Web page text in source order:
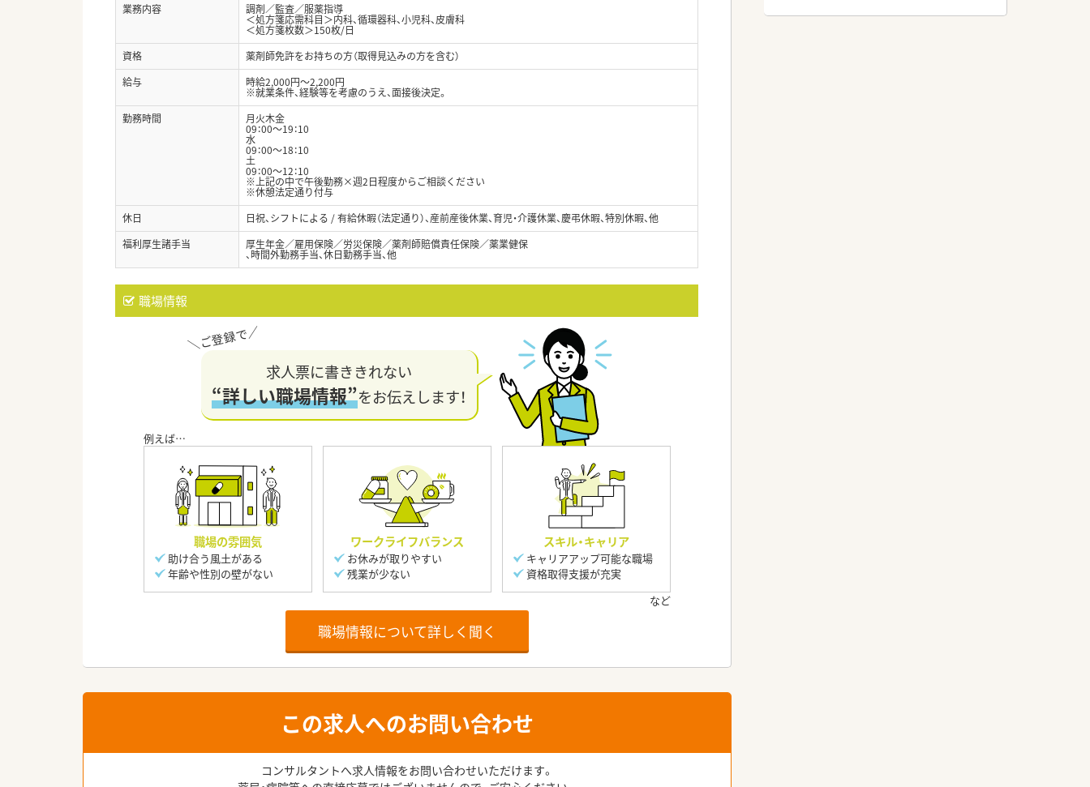
業務内容
調剤／監査／服薬指導
＜処方箋応需科目＞内科、循環器科、小児科、皮膚科
＜処方箋枚数＞150枚/日
資格
薬剤師免許をお持ちの方（取得見込みの方を含む）
給与
時給2,000円～2,200円
※就業条件、経験等を考慮のうえ、面接後決定。
勤務時間
月火木金
09：00～19：10
水
09：00～18：10
土
09：00～12：10
※上記の中で午後勤務×週2日程度からご相談ください
※休憩法定通り付与
休日
日祝、シフトによる / 有給休暇（法定通り）、産前産後休業、育児・介護休業、慶弔休暇、特別休暇、他
福利厚生諸手当
厚生年金／雇用保険／労災保険／薬剤師賠償責任保険／薬業健保
、時間外勤務手当、休日勤務手当、他
職場情報
求人票に書ききれない
“詳しい職場情報”をお伝えします！
職場の雰囲気
助け合う風土がある
年齢や性別の壁がない
ワークライフバランス
お休みが取りやすい
残業が少ない
スキル・キャリア
キャリアアップ可能な職場
資格取得支援が充実
職場情報について詳しく聞く
この求人へのお問い合わせ
コンサルタントへ求人情報をお問い合わせいただけます。